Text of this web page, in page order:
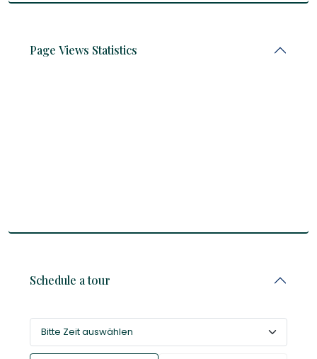
Page Views Statistics
Schedule a tour